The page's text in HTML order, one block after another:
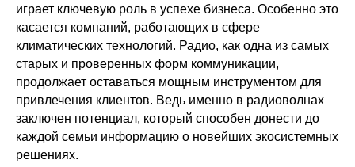
играет ключевую роль в успехе бизнеса. Особенно это
касается компаний, работающих в сфере
климатических технологий. Радио, как одна из самых
старых и проверенных форм коммуникации,
продолжает оставаться мощным инструментом для
привлечения клиентов. Ведь именно в радиоволнах
заключен потенциал, который способен донести до
каждой семьи информацию о новейших экосистемных
решениях.